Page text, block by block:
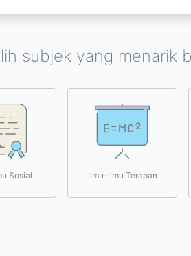
subjek yang menarik
Sosial Ilmu-ilmu Terapan